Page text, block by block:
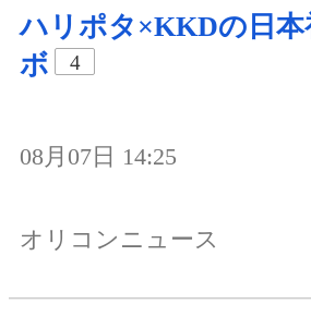
ハリポタ×KKDの日本
ボ
4
08月07日 14:25
オリコンニュース